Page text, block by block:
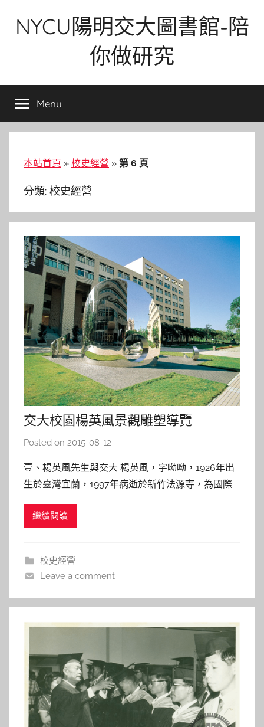
NYCU陽明交大圖書館-陪
你做研究
Menu
本站首頁 » 校史經營 » 第 6 頁
分類: 校史經營
交大校園楊英風景觀雕塑導覽
Posted on 2015-08-12
s
h
a
l
壹、楊英風先生與交大 楊英風，字呦呦，1926年出
生於臺灣宜蘭，1997年病逝於新竹法源寺，為國際
創作了上千件的漫畫、版 畫、雕塑、景觀與建築藝
等，並於六十年代前
繼續閱讀
校史經營
Leave a comment